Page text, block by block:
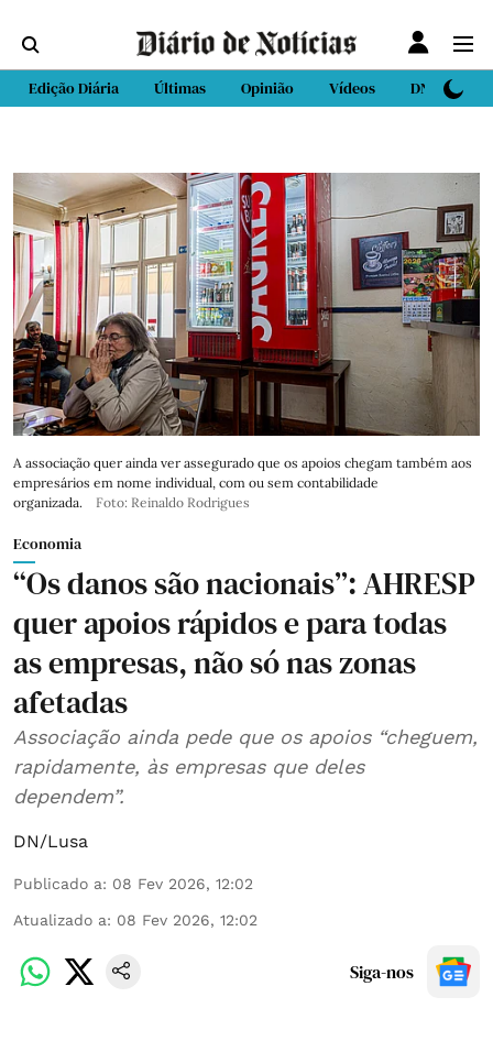
Edição Diária Últimas Opinião Vídeos DN Sport
A associação quer ainda ver assegurado que os apoios chegam também aos
empresários em nome individual, com ou sem contabilidade
organizada.
Foto: Reinaldo Rodrigues
Economia
“Os danos são nacionais”: AHRESP
quer apoios rápidos e para todas
as empresas, não só nas zonas
afetadas
Associação ainda pede que os apoios “cheguem,
rapidamente, às empresas que deles
dependem”.
DN/Lusa
Publicado a: 08 Fev 2026, 12:02
Atualizado a: 08 Fev 2026, 12:02
Siga-nos